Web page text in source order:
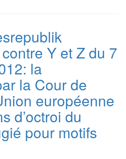
Y et Z du 7
la
la Cour de
européenne
d’octroi du
pour motifs